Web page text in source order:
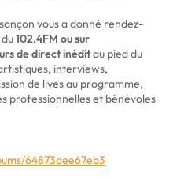
vous a donné rendez-
102.4FM ou sur
de direct inéditau pied du
interviews,
de lives au programme,
professionnelles et bénévoles
64873aee67eb3